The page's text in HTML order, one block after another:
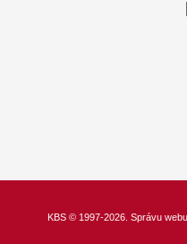
KBS © 1997-2026. Správu